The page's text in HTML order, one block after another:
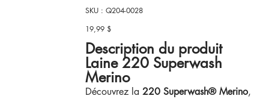
SKU : SKU
Q204-
Q204-0028
Prix
19,99 $
Description du produit
Laine 220 Superwash
Merino
Découvrez la 220 Superwash® Merino,